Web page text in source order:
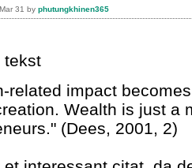
Mar 31 by phutungkhinen365
tekst
related impact
Wealth is just a
(Dees, 2001, 2)